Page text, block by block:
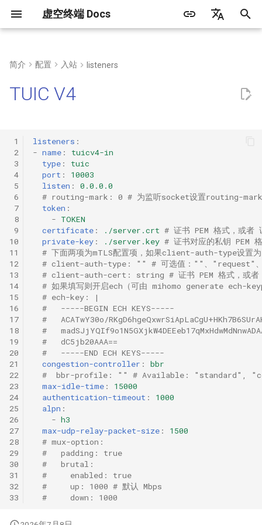
虚空终端 Docs
在
始
搜
索
引
擎
web面板
创建运行服务
三方工具/客户端
解析流程
dialer-proxy
内置代理策略
DIRECT
DNS
Rematch
HTTP
SOCKS
Shadowsocks
ShadowsocksR
Snell
VMess
VLESS
Trojan
自动选择
自动回退
负载均衡
链式代理
简介 配置 入站 listeners
TUIC V4
1
2
3
4
5
6
7
8
9
10
11
12
13
14
15
16
17
18
19
20
21
22
23
24
25
26
27
28
29
30
31
32
33
listeners :
- name :
tuicv4-in
type :
tuic
port :
10003
listen :
0.0.0.0
# routing-mark: 0 # 为监听socket设置routing-mark
token :
- TOKEN
certificate : ./server.crt # 证书 PEM 格式，或者
private-key : ./server.key # 证书对应的私钥 PEM
# 下面两项为mTLS配置项，如果client-auth-
# client-auth-type: "" # 可选值：""、
# client-auth-cert: string # 证书 PEM 格式，或者
# 如果填写则开启ech（可由 mihomo generate ech-
# ech-key: |
#   -----BEGIN ECH KEYS-----
#   ACATwY30o/
#
#   dC5jb20AAA==
#   -----END ECH KEYS-----
congestion-controller :
bbr
#  bbr-profile: "" # Available: "standard",
max-idle-time :
15000
authentication-timeout :
1000
alpn :
- h3
max-udp-relay-packet-size :
1500
# mux-option:
#   padding: true
#   brutal:
#     enabled: true
#     up: 1000 # 默认 Mbps
#     down: 1000